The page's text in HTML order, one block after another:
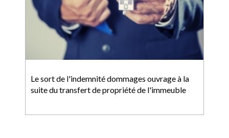
Le sort de l'indemnité dommages ouvrage à la
suite du transfert de propriété de l'immeuble